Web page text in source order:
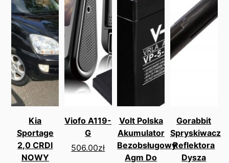
Kia
Sportage
2,0 CRDI
NOWY
Viofo A119-
G
506.00zł
Volt Polska
Akumulator
Bezobsługowy
Agm Do
Gorabbit
Spryskiwacz
Reflektora
Dysza